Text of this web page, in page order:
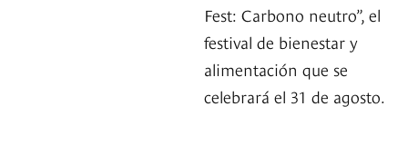
Fest: Carbono neutro”, el
festival de bienestar y
alimentación que se
celebrará el 31 de agosto.